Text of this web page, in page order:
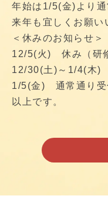
年始は1/5(金)より通
来年も宜しくお願い
＜休みのお知らせ＞
12/5(火) 休み（研
12/30(土)～1/4(木)
1/5(金) 通常通り受
以上です。